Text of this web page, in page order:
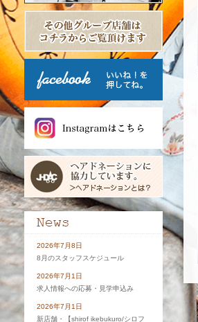
2026年7月8日
8月のスタッフスケジュール
2026年7月1日
求人情報への応募・見学申込み
2026年7月1日
新店舗・【shirof ikebukuro/シロフ